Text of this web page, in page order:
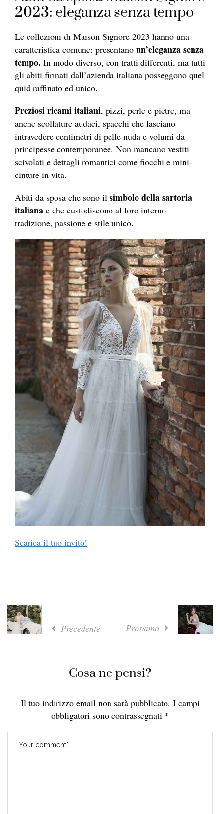
2023: eleganza senza tempo
Le collezioni di Maison Signore 2023 hanno una
caratteristica comune: presentano un’eleganza senza
tempo. In modo diverso, con tratti differenti, ma tutti
gli abiti firmati dall’azienda italiana posseggono quel
quid raffinato ed unico.
Preziosi ricami italiani, pizzi, perle e pietre, ma
anche scollature audaci, spacchi che lasciano
intravedere centimetri di pelle nuda e volumi da
principesse contemporanee. Non mancano vestiti
scivolati e dettagli romantici come fiocchi e mini-
cinture in vita.
Abiti da sposa che sono il simbolo della sartoria
italiana e che custodiscono al loro interno
tradizione, passione e stile unico.
Scarica il tuo invito!
Precedente Prossimo
Cosa ne pensi?
Il tuo indirizzo email non sarà pubblicato. I campi
obbligatori sono contrassegnati *